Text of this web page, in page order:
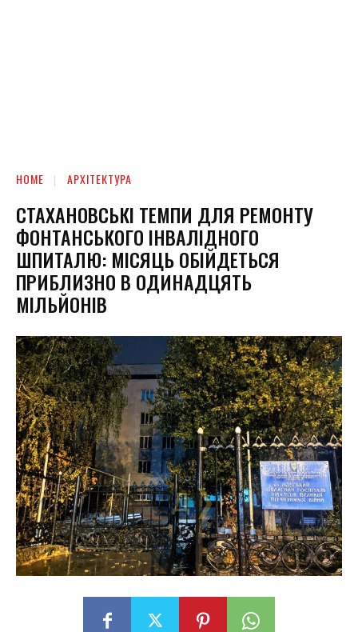
HOME АРХІТЕКТУРА
СТАХАНОВСЬКІ ТЕМПИ ДЛЯ РЕМОНТУ
ФОНТАНСЬКОГО ІНВАЛІДНОГО
ШПИТАЛЮ: МІСЯЦЬ ОБІЙДЕТЬСЯ
ПРИБЛИЗНО В ОДИНАДЦЯТЬ
МІЛЬЙОНІВ